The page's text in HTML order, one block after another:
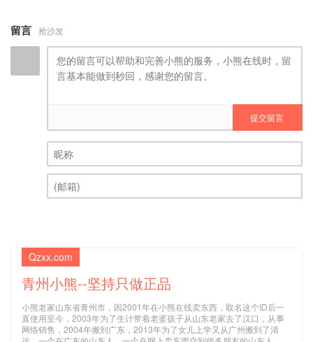
留言 抢沙发
提交留言
昵称 (必填)
Qzxx.com
青州小熊--坚持只做正品
小熊老家山东省青州市，因2001年在小熊在线卖东西，取名这个ID后一
直使用至今，2003年为了生计带着老婆孩子从山东老家去了汉口，从事
网络销售，2004年搬到广东，2013年为了女儿上学又从广州搬到了清